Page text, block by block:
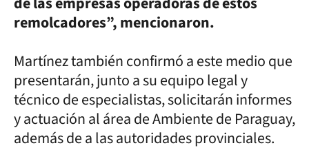
remolcadores”, mencionaron.
Martínez también confirmó a este medio que
presentarán, junto a su equipo legal y
técnico de especialistas, solicitarán informes
y actuación al área de Ambiente de Paraguay,
además de a las autoridades provinciales.